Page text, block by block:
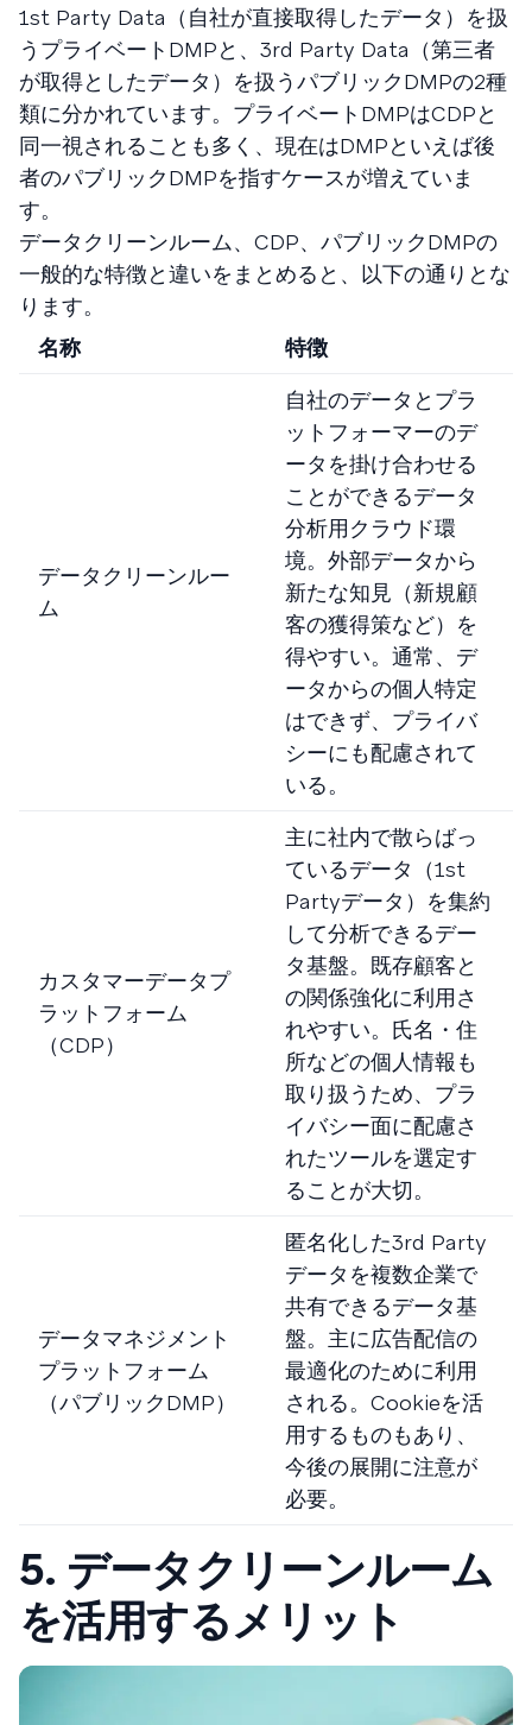
1st Party Data（自社が直接取得したデータ）を扱
うプライベートDMPと、3rd Party Data（第三者
が取得としたデータ）を扱うパブリックDMPの2種
類に分かれています。プライベートDMPはCDPと
同一視されることも多く、現在はDMPといえば後
者のパブリックDMPを指すケースが増えていま
す。
データクリーンルーム、CDP、パブリックDMPの
一般的な特徴と違いをまとめると、以下の通りとな
ります。
名称
特徴
データクリーンルー
ム
自社のデータとプラ
ットフォーマーのデ
ータを掛け合わせる
ことができるデータ
分析用クラウド環
境。外部データから
新たな知見（新規顧
客の獲得策など）を
得やすい。通常、デ
ータからの個人特定
はできず、プライバ
シーにも配慮されて
いる。
カスタマーデータプ
ラットフォーム
（CDP）
主に社内で散らばっ
ているデータ（1st
Partyデータ）を集約
して分析できるデー
タ基盤。既存顧客と
の関係強化に利用さ
れやすい。氏名・住
所などの個人情報も
取り扱うため、プラ
イバシー面に配慮さ
れたツールを選定す
ることが大切。
データマネジメント
プラットフォーム
（パブリックDMP）
匿名化した3rd Party
データを複数企業で
共有できるデータ基
盤。主に広告配信の
最適化のために利用
される。Cookieを活
用するものもあり、
今後の展開に注意が
必要。
5. データクリーンルーム
を活用するメリット